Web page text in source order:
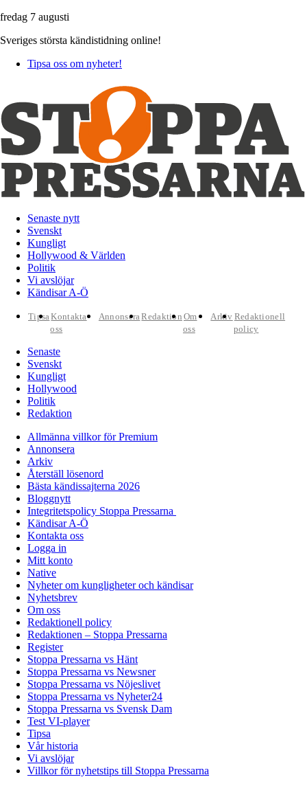
fredag 7 augusti
Sveriges största kändistidning online!
Tipsa oss om nyheter!
Senaste nytt
Svenskt
Kungligt
Hollywood & Världen
Politik
Vi avslöjar
Kändisar A-Ö
TipsaKontakta
oss
AnnonseraRedaktion Om
oss
Arkiv Redaktionell
policy
Senaste
Svenskt
Kungligt
Hollywood
Politik
Redaktion
Allmänna villkor för Premium
Annonsera
Arkiv
Återställ lösenord
Bästa kändissajterna 2026
Bloggnytt
Integritetspolicy Stoppa Pressarna
Kändisar A-Ö
Kontakta oss
Logga in
Mitt konto
Native
Nyheter om kungligheter och kändisar
Nyhetsbrev
Om oss
Redaktionell policy
Redaktionen – Stoppa Pressarna
Register
Stoppa Pressarna vs Hänt
Stoppa Pressarna vs Newsner
Stoppa Pressarna vs Nöjeslivet
Stoppa Pressarna vs Nyheter24
Stoppa Pressarna vs Svensk Dam
Test VI-player
Tipsa
Vår historia
Vi avslöjar
Villkor för nyhetstips till Stoppa Pressarna